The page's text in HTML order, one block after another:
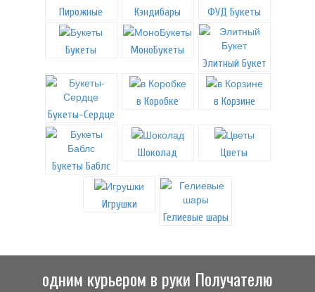
Пирожные Кэндибары ФУД Букеты
Букеты
МоноБукеты
Элитный Букет
Букеты-Сердце
в Коробке в Корзине
Букеты Баблс
Шоколад Цветы
Игрушки
Гелиевые шары
одним курьером в руки Получателю